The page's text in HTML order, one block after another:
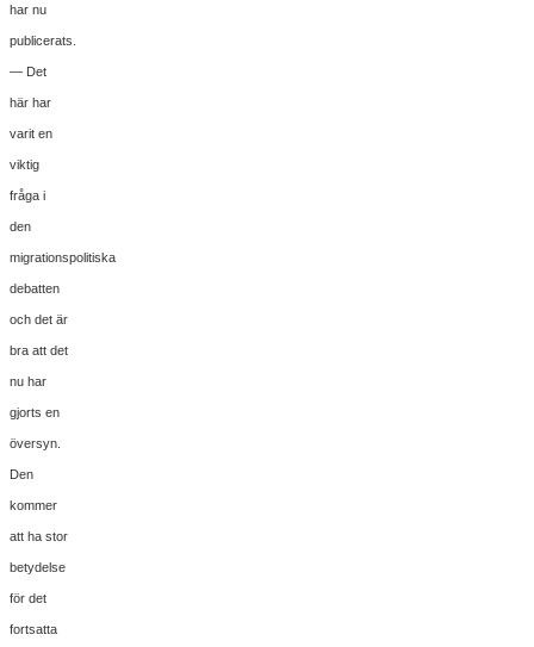
har nu
publicerats.
— Det
här har
varit en
viktig
fråga i
den
migrationspolitiska
debatten
och det är
bra att det
nu har
gjorts en
översyn.
Den
kommer
att ha stor
betydelse
för det
fortsatta